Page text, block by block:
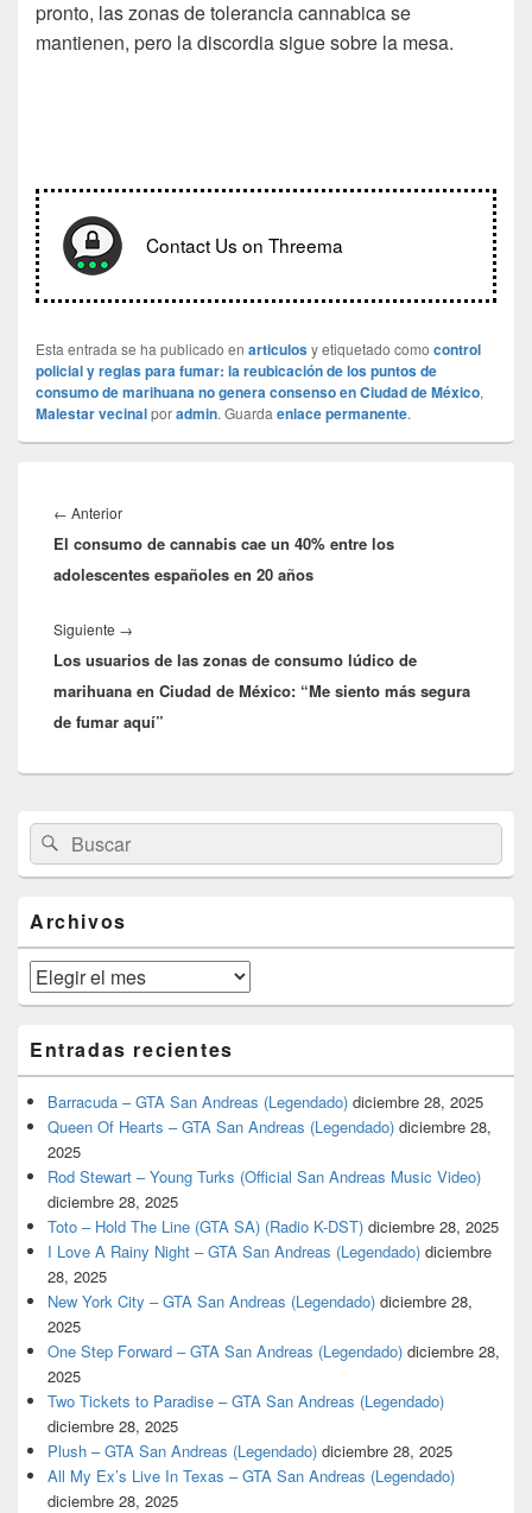
pronto, las zonas de tolerancia cannabica se
mantienen, pero la discordia sigue sobre la mesa.
Contact Us on Threema
Esta entrada se ha publicado en articulosy etiquetado como control
policial y reglas para fumar: la reubicación de los puntos de
consumo de marihuana no genera consenso en Ciudad de México,
Malestar vecinalporadmin. Guarda enlace permanente.
de
entradas
← AnteriorEntrada
anterior:
El consumo de cannabis cae un 40% entre los
adolescentes españoles en 20 años
Siguiente →
siguiente:
Los usuarios de las zonas de consumo lúdico de
marihuana en Ciudad de México: “Me siento más segura
de fumar aquí”
área
de
widget
lateral
primaria
Buscar
por:
Buscar
Archivos
Archivos
Entradas recientes
Barracuda – GTA San Andreas (Legendado) diciembre 28, 2025
Queen Of Hearts – GTA San Andreas (Legendado) diciembre 28,
2025
Rod Stewart – Young Turks (Official San Andreas Music Video)
diciembre 28, 2025
Toto – Hold The Line (GTA SA) (Radio K-DST) diciembre 28, 2025
I Love A Rainy Night – GTA San Andreas (Legendado) diciembre
28, 2025
New York City – GTA San Andreas (Legendado) diciembre 28,
2025
One Step Forward – GTA San Andreas (Legendado) diciembre 28,
2025
Two Tickets to Paradise – GTA San Andreas (Legendado)
diciembre 28, 2025
Plush – GTA San Andreas (Legendado) diciembre 28, 2025
All My Ex’s Live In Texas – GTA San Andreas (Legendado)
diciembre 28, 2025